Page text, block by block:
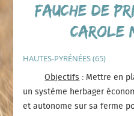
fauche de
Carole
HAUTES-PYRÉNÉES (65)
Objectifs : Mettre en
un système herbager
et autonome sur sa ferme